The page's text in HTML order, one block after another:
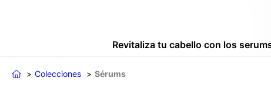
Revitaliza tu cabello con los
Colecciones Sérums